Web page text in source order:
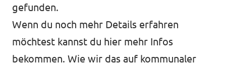
gefunden.
Wenn du noch mehr Details erfahren
möchtest kannst du hier mehr Infos
bekommen. Wie wir das auf kommunaler